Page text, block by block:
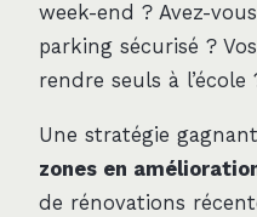
week-end ? Avez-
parking sécurisé ?
rendre seuls à l’école
Une stratégie
zones en
de rénovations